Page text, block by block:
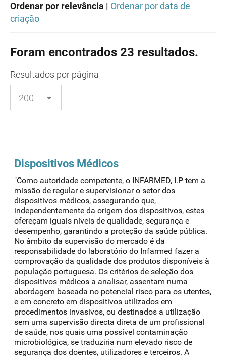
Ordenar por relevância | Ordenar por data de
criação
Foram encontrados 23 resultados.
Resultados por página
Dispositivos Médicos
"Como autoridade competente, o INFARMED, I.P tem a
missão de regular e supervisionar o setor dos
dispositivos médicos, assegurando que,
independentemente da origem dos dispositivos, estes
ofereçam iguais níveis de qualidade, segurança e
desempenho, garantindo a proteção da saúde pública.
No âmbito da supervisão do mercado é da
responsabilidade do laboratório do Infarmed fazer a
comprovação da qualidade dos produtos disponíveis à
população portuguesa. Os critérios de seleção dos
dispositivos médicos a analisar, assentam numa
abordagem baseada no potencial risco para os utentes,
e em concreto em dispositivos utilizados em
procedimentos invasivos, ou destinados a utilização
sem uma supervisão directa direta de um profissional
de saúde, nos quais uma possível contaminação
microbiológica, se traduziria num elevado risco de
segurança dos doentes, utilizadores e terceiros. A